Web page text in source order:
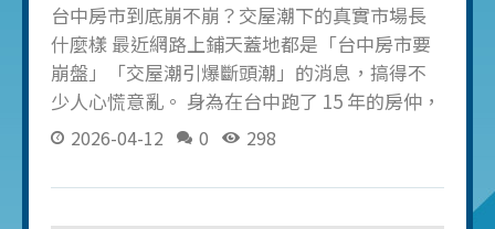
台中房市到底崩不崩？交屋潮下的真實市場長
什麼樣 最近網路上鋪天蓋地都是「台中房市要
崩盤」「交屋潮引爆斷頭潮」的消息，搞得不
少人心慌意亂。 身為在台中跑了 15 年的房仲，
帶過超過 300 組成交，我可以很負責任地說：
的台中房市現況 第一，交屋潮確實在發生。 北
2026-04-12 0 298